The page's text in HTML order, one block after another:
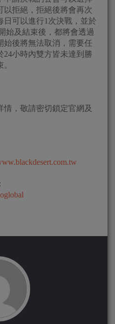
以拒絕，拒絕後將會再次
日可以進行1次決戰，並於
始及結束後，都將會透過
始後將無法取消，需要任
24小時內雙方皆未達到勝
，敬請密切鎖定官網及